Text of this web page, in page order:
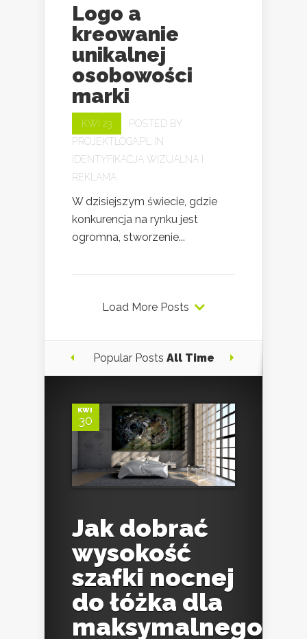
Logo a
kreowanie
unikalnej
osobowości
marki
KWI 23
POSTED BY
PROJEKTLOGA.PL
IN
IDENTYFIKACJA WIZUALNA I
REKLAMA
W dzisiejszym świecie, gdzie
konkurencja na rynku jest
ogromna, stworzenie...
Load More Posts
Popular Posts All Time
KWI
30
Jak dobrać
wysokość
szafki nocnej
do łóżka dla
maksymalnego